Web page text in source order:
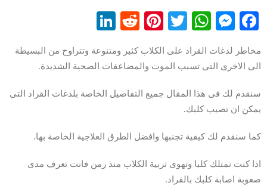
Facebook
Messenger
WhatsApp
Twitter
Pinterest
Reddit
مخاطر لدغات القراد على الكلاب كثير ومتنوعة وتتراوح من البسيطة
الى الاخرى التى تسبب الموت والمضاعفات الصحية الشديدة.
سنقدم لك فى هذا المقال جميع التفاصيل الخاصة بلدغات القراد التى
يمكن ان تصيب كلبك.
كما سنقدم لك كيفية تجنبها وافضل الطرق العلاجية الخاصة بها.
اذا كنت تمتلك كلبا وتهوى تربية الكلاب منذ زمن فانت تعرف مدى
صعوبة اصابة كلبك بالقراد.